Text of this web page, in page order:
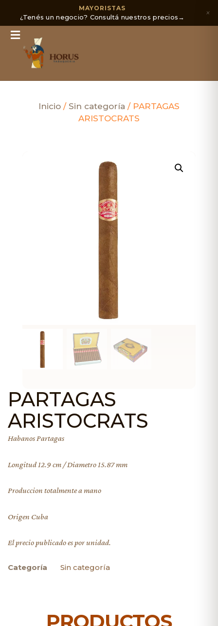
MAYORISTAS
¿Tenés un negocio? Consultá nuestros precios→ ×
Inicio / Sin categoría / PARTAGAS
ARISTOCRATS
PARTAGAS
ARISTOCRATS
Habanos Partagas
Longitud 12.9 cm / Diametro 15.87 mm
Produccion totalmente a mano
Origen Cuba
El precio publicado es por unidad.
Categoría Sin categoría
PRODUCTOS